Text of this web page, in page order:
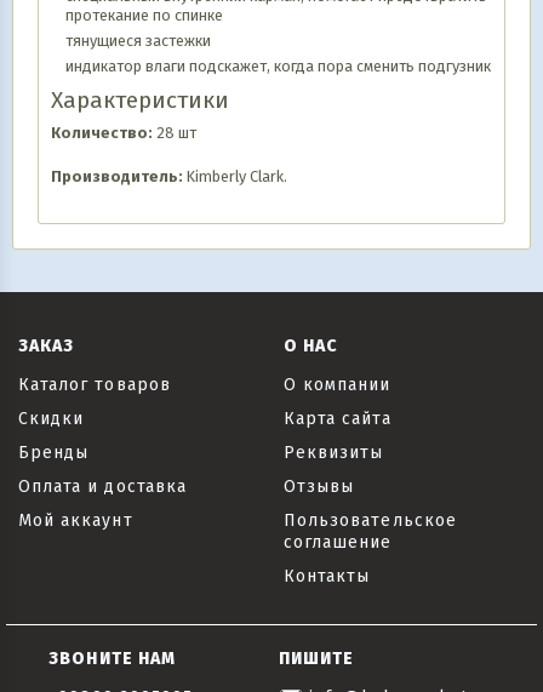
протекание по спинке
тянущиеся застежки
индикатор влаги подскажет, когда пора сменить подгузник
Характеристики
Количество: 28 шт
Производитель: Kimberly Clark.
ЗАКАЗ
Каталог товаров
Скидки
Бренды
Оплата и доставка
Мой аккаунт
О НАС
О компании
Карта сайта
Реквизиты
Отзывы
Пользовательское
соглашение
Контакты
ЗВОНИТЕ НАМ
ПИШИТЕ